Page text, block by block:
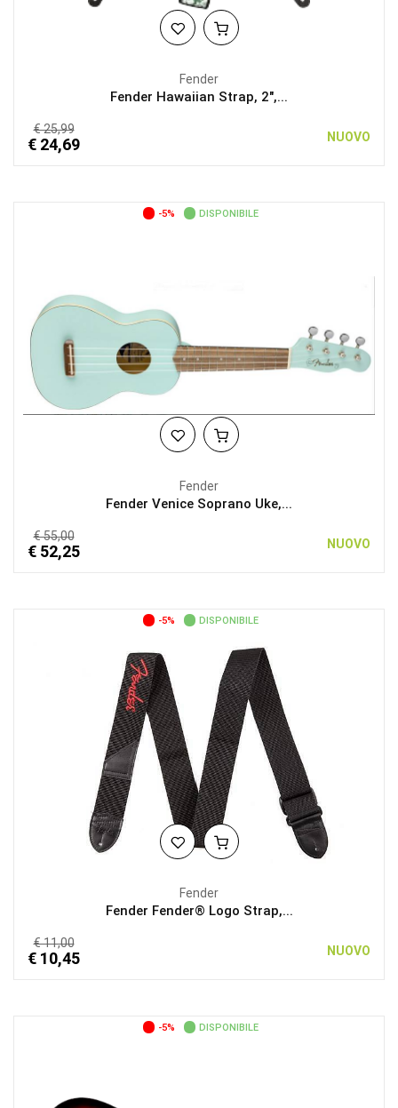
Fender
Fender Hawaiian Strap, 2",...
€ 25,99
€ 24,69 NUOVO
-5% DISPONIBILE
Fender
Fender Venice Soprano Uke,...
€ 55,00
€ 52,25 NUOVO
-5% DISPONIBILE
Fender
Fender Fender® Logo Strap,...
€ 11,00
€ 10,45 NUOVO
-5% DISPONIBILE